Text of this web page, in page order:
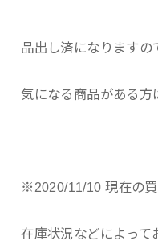
品出し済になりますの
気になる商品がある方
※2020/11/10 現在の買
在庫状況などによって